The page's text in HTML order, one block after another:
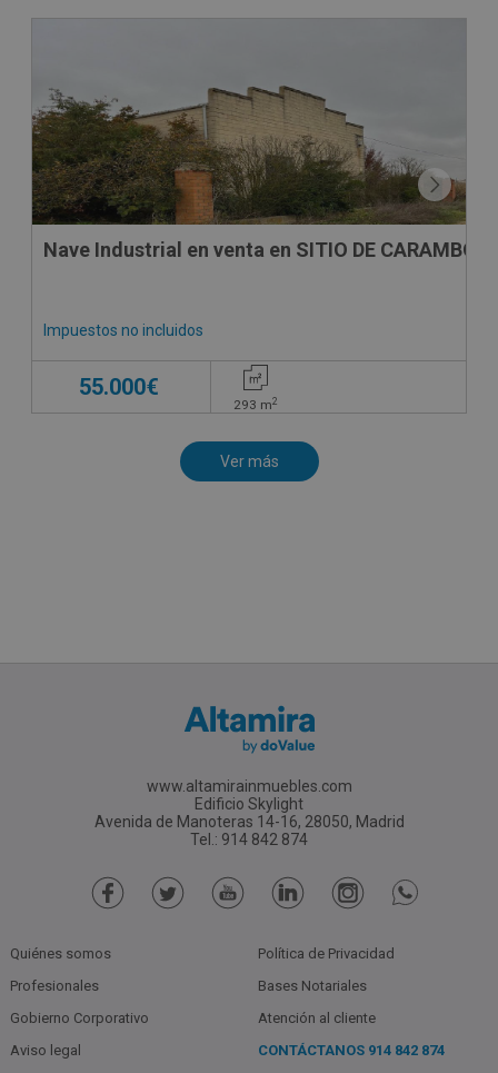
Nave Industrial en venta en SITIO DE
Impuestos no incluidos
55.000€
293 m2
www.altamirainmuebles.com
Edificio Skylight
Avenida de Manoteras 14-16, 28050, Madrid
Tel.: 914 842 874
Quiénes somos
Profesionales
Gobierno Corporativo
Aviso legal
Política de Privacidad
Bases Notariales
Atención al cliente
CONTÁCTANOS 914 842 874